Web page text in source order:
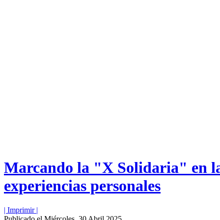
Marcando la "X Solidaria" en
experiencias personales
| Imprimir |